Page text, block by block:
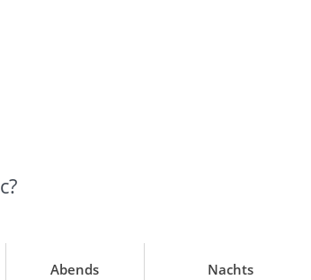
Abends
Nachts